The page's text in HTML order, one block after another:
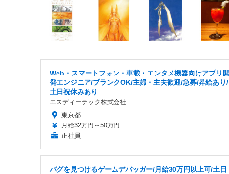
Web・スマートフォン・車載・エンタメ機器向けアプリ開
発エンジニア/ブランクOK/主婦・主夫歓迎/急募/昇給あり/
土日祝休みあり
エスディーテック株式会社
東京都
月給32万円～50万円
正社員
バグを見つけるゲームデバッガー/月給30万円以上可/土日